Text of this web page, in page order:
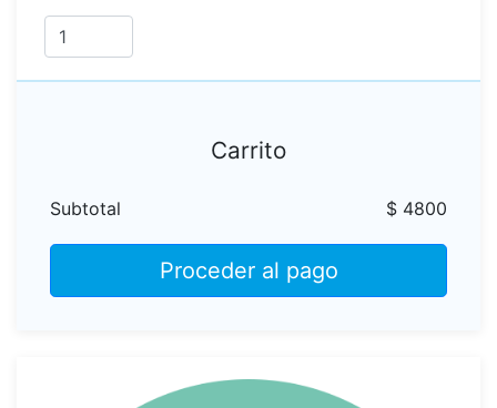
Carrito
Subtotal $ 4800
Proceder al pago